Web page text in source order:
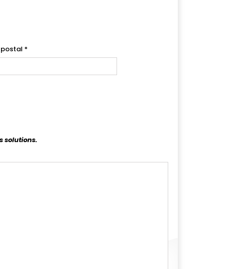
*
solutions.